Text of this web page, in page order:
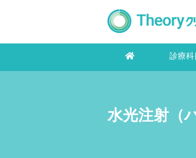
診療
水光注射（